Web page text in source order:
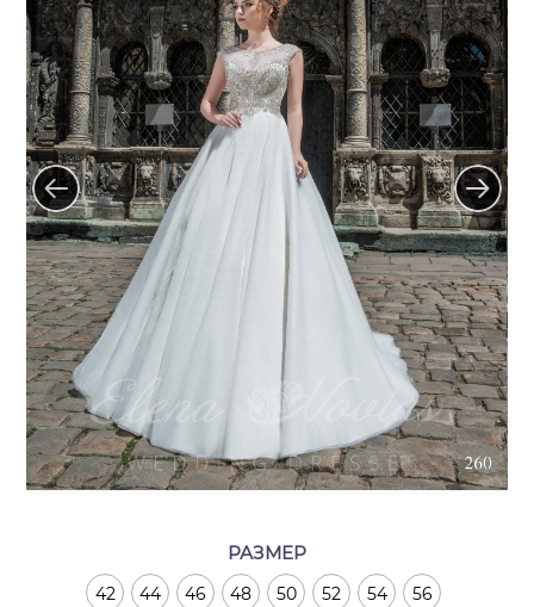
РАЗМЕР
42 44 46 48 50 52 54 56